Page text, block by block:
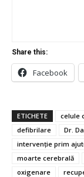
Share this:
Facebook
ETICHETE celule
defibrilare
Dr.
intervenție prim
moarte cerebrală
oxigenare